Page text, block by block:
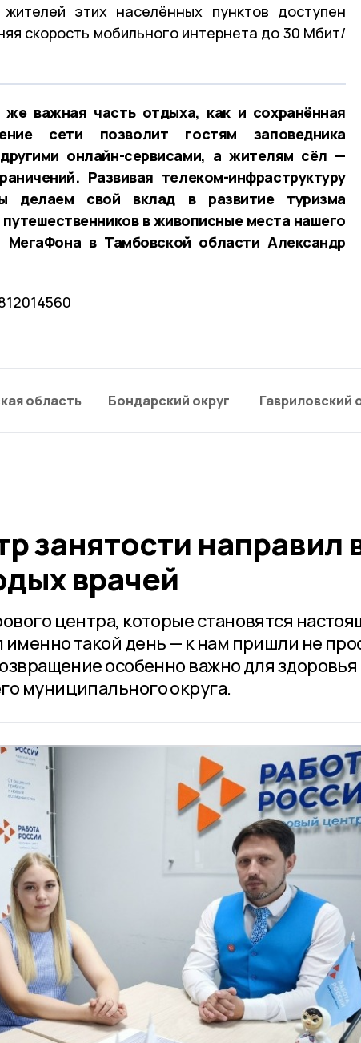
этих населённых пунктов доступен
скорость мобильного интернета до 30 Мбит/
же важная часть отдыха, как и сохранённая
сети позволит гостям заповедника
онлайн-сервисами, а жителям сёл —
Развивая телеком-инфраструктуру
делаем свой вклад в развитие туризма
в живописные места нашего
МегаФона в Тамбовской области Александр
область Бондарский округ Гавриловский
занятости направил
врачей
центра, которые становятся
такой день — к нам пришли не
особенно важно для здоровья
муниципального округа.